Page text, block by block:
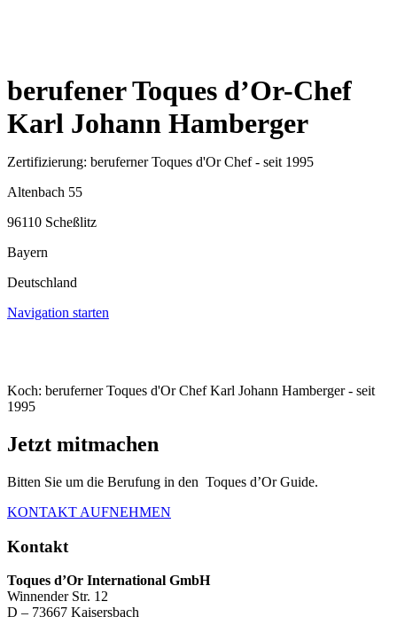
berufener Toques d’Or-Chef
Karl Johann Hamberger
Zertifizierung: beruferner Toques d'Or Chef - seit 1995
Altenbach 55
96110 Scheßlitz
Bayern
Deutschland
Navigation starten
Koch: beruferner Toques d'Or Chef Karl Johann Hamberger - seit
1995
Jetzt mitmachen
Bitten Sie um die Berufung in den Toques d’Or Guide.
KONTAKT AUFNEHMEN
Kontakt
Toques d’Or International GmbH
Winnender Str. 12
D – 73667 Kaisersbach